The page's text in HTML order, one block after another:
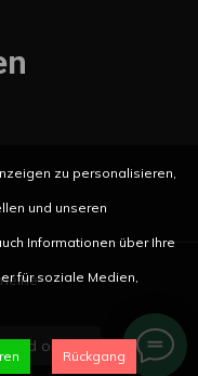
zu personalisieren,
und unseren
Informationen über Ihre
für soziale Medien,
Rückgang
sind online!